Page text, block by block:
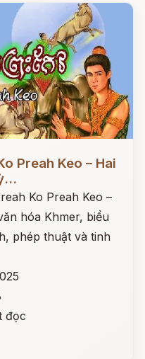
Preah Keo – Hai
Ko Preah Keo –
hóa Khmer, biểu
phép thuật và tinh
đọc